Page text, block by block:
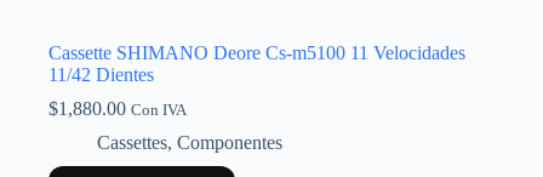
Cassette SHIMANO Deore Cs-m5100 11 Velocidades
11/42 Dientes
$1,880.00 Con IVA
Cassettes, Componentes